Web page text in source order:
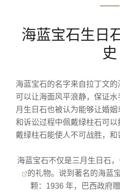
海蓝宝石生日
史
海蓝宝石的名字来自拉丁文
可以让海面风平浪静，保证
月生日石也被认为能够让婚
和诉讼过程中佩戴绿柱石可
戴绿柱石能使人不可战胜，和
海蓝宝石不仅是三月生日石
的礼物。说到著名的海蓝
颗：1936 年，巴西政府